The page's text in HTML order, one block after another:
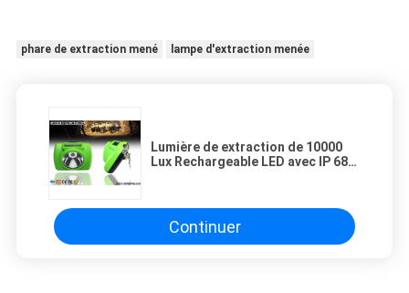
phare de extraction mené lampe d'extraction menée
Lumière de extraction de 10000
Lux Rechargeable LED avec IP 68
Continuer